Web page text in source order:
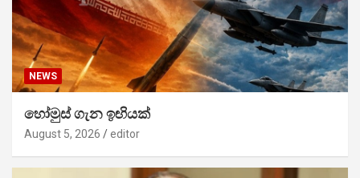
NEWS
හෝමුස් ගැන ඉඟියක්
August 5, 2026 editor